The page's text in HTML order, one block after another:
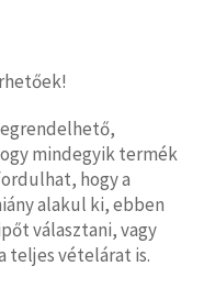
mindegyik termék
hogy a
alakul ki, ebben
választani, vagy
teljes vételárat is.